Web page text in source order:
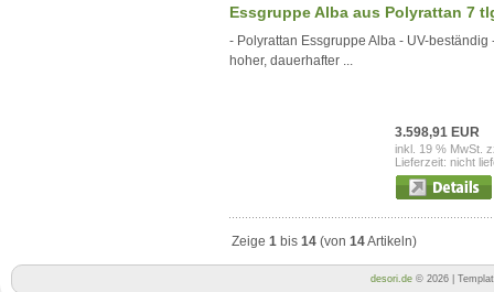
Essgruppe Alba aus Polyrattan 7
- Polyrattan Essgruppe Alba - UV-
hoher, dauerhafter ...
3.598,91 EUR
inkl. 19 % MwSt.
Lieferzeit: nicht
Zeige 1 bis 14 (von 14Artikeln)
desori.de © 2026 |